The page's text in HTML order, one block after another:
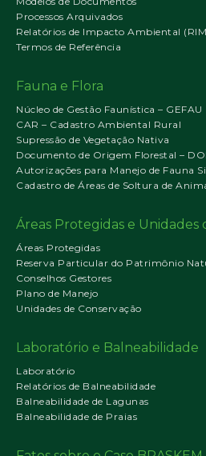
Processos Arquivados
Relatórios de Impacto Ambiental
Termos de Referência
Fauna e Flora
Núcleo de Gestão Faunística – GEFAU
CAR – Cadastro Ambiental Rural
Supressão de Vegetação Nativa
Documento de Origem Florestal –
Autorizações para Manejo de Fauna
Cadastro de Áreas de Soltura de
Áreas Protegidas e Unidades
Áreas Protegidas
Reserva Particular do Patrimônio
Conselhos Gestores
Plano de Manejo
Unidades de Conservação
Laboratório e Balneabilidade
Laboratório
Relatórios de Balneabilidade
Balneabilidade de Lagunas
Balneabilidade de Praias